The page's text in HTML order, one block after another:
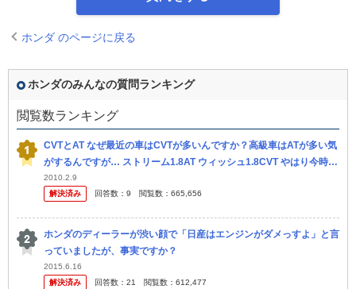
ホンダ のページに戻る
ホンダのみんなの質問ランキング
閲覧数ランキング
CVTとAT なぜ最近の車はCVTが多いんですか？高級車はATが多い気
がするんですが… ストリーム1.8AT ウィッシュ1.8CVT やはり今時買
うならCVTですよね？違いって何でどっちがいいん...
2010.2.9
解決済み
回答数： 9 閲覧数： 665,656
ホンダのディーラーが渋い顔で「日産はエンジンがダメっすよ」と言
っていましたが、事実ですか？
2015.6.16
解決済み
回答数： 21 閲覧数： 612,477